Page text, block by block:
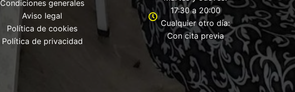
Condiciones generales
Aviso legal
Política de cookies
Política de privacidad
17:30 a 20:00
Cualquier otro día:
Con cita previa